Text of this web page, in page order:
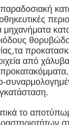
παραδοσιακή
από
το